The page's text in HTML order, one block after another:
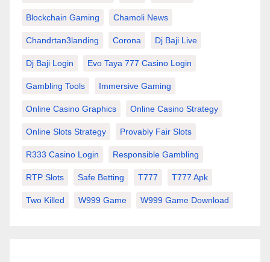
Blockchain Gaming Chamoli News
Chandrtan3landing Corona Dj Baji Live
Dj Baji Login Evo Taya 777 Casino Login
Gambling Tools Immersive Gaming
Online Casino Graphics Online Casino Strategy
Online Slots Strategy Provably Fair Slots
R333 Casino Login Responsible Gambling
RTP Slots Safe Betting T777 T777 Apk
Two Killed W999 Game W999 Game Download